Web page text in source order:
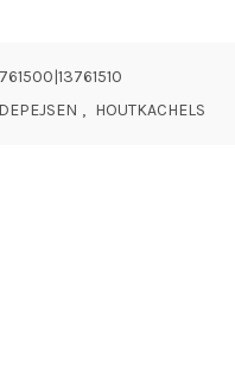
, HOUTKACHELS